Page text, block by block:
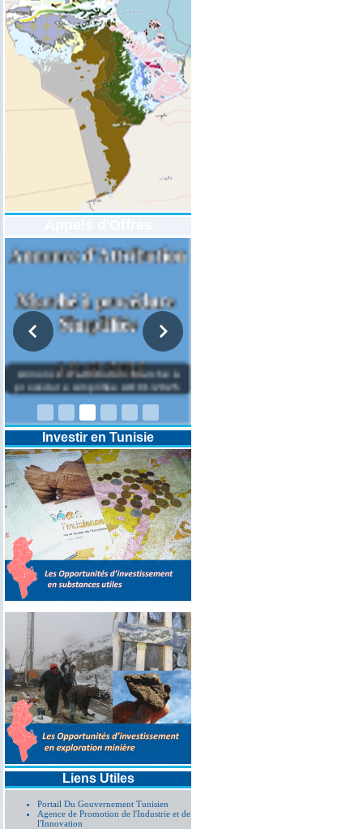
DESIGNATION D’UN REVISEUR
COMPTABLE POUR LES
EXERCICES 2025-2026-2027
Investir en Tunisie
Liens Utiles
Portail Du Gouvernement Tunisien
Agence de Promotion de l'Industrie et de
l'Innovation